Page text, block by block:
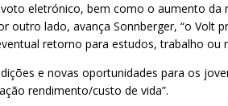
eletrónico, bem como o aumento da
lado, avança Sonnberger, “o
retorno para estudos, trabalho ou
e novas oportunidades para os
rendimento/custo de vida”.